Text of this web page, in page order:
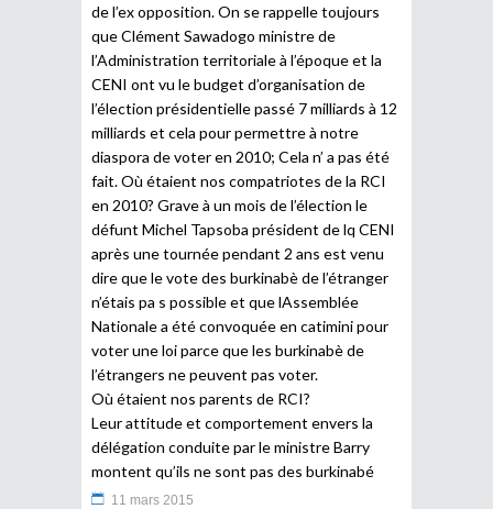
de l’ex opposition. On se rappelle toujours
que Clément Sawadogo ministre de
l’Administration territoriale à l’époque et la
CENI ont vu le budget d’organisation de
l’élection présidentielle passé 7 milliards à 12
milliards et cela pour permettre à notre
diaspora de voter en 2010; Cela n’ a pas été
fait. Où étaient nos compatriotes de la RCI
en 2010? Grave à un mois de l’élection le
défunt Michel Tapsoba président de lq CENI
après une tournée pendant 2 ans est venu
dire que le vote des burkinabè de l’étranger
n’étais pa s possible et que lAssemblée
Nationale a été convoquée en catimini pour
voter une loi parce que les burkinabè de
l’étrangers ne peuvent pas voter.
Où étaient nos parents de RCI?
Leur attitude et comportement envers la
délégation conduite par le ministre Barry
montent qu’ils ne sont pas des burkinabé
11 mars 2015